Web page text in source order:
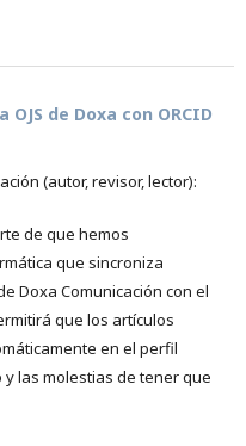
de Doxa con ORCID
(autor, revisor, lector):
de que hemos
que sincroniza
Doxa Comunicación con el
que los artículos
en el perfil
las molestias de tener que